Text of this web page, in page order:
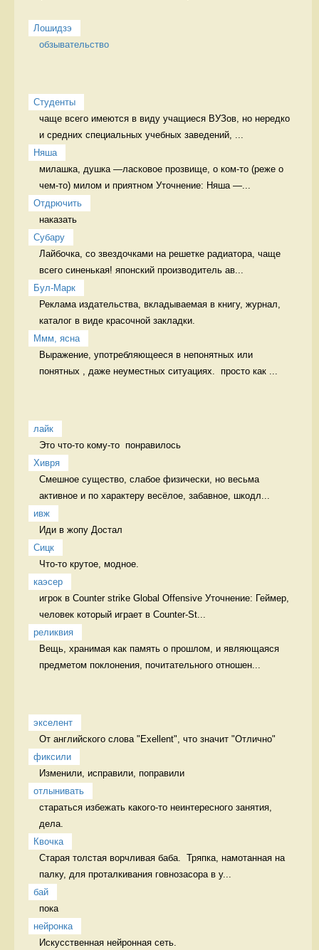
Лошидзэ
обзывательство
Студенты
чаще всего имеются в виду учащиеся ВУЗов, но нередко
и средних специальных учебных заведений, ...
Няша
милашка, душка —ласковое прозвище, о ком-то (реже о
чем-то) милом и приятном Уточнение: Няша —...
Отдрючить
наказать
Cубару
Лайбочка, со звездочками на решетке радиатора, чаще
всего синенькая! японский производитель ав...
Бул-Марк
Реклама издательства, вкладываемая в книгу, журнал,
каталог в виде красочной закладки.
Ммм, ясна
Выражение, употребляющееся в непонятных или
понятных , даже неуместных ситуациях.  просто как ...
лайк
Это что-то кому-то  понравилось
Хивря
Смешное существо, слабое физически, но весьма
активное и по характеру весёлое, забавное, шкодл...
ивж
Иди в жопу Достал
Сицк
Что-то крутое, модное.
каэсер
игрок в Counter strike Global Offensive Уточнение: Геймер,
человек который играет в Counter-St...
реликвия
Вещь, хранимая как память о прошлом, и являющаяся
предметом поклонения, почитательного отношен...
экселент
От английского слова "Exellent", что значит "Отлично"
фиксили
Изменили, исправили, поправили
отлынивать
стараться избежать какого-то неинтересного занятия,
дела.
Квочка
Старая толстая ворчливая баба.  Тряпка, намотанная на
палку, для проталкивания говнозасора в у...
бай
пока
нейронка
Искусственная нейронная сеть.